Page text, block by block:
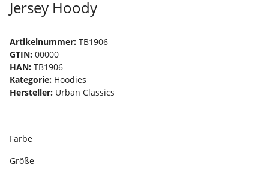
Jersey Hoody
Artikelnummer: TB1906
GTIN: 00000
HAN: TB1906
Kategorie: Hoodies
Hersteller: Urban Classics
Farbe
Größe